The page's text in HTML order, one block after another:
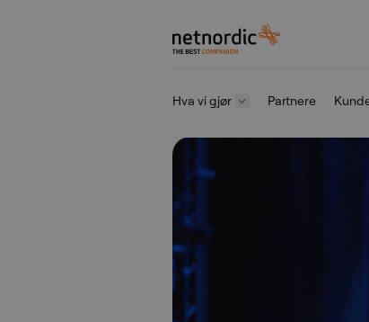
Gå til innhold
NetNordic Norway
Hva vi gjør Partnere